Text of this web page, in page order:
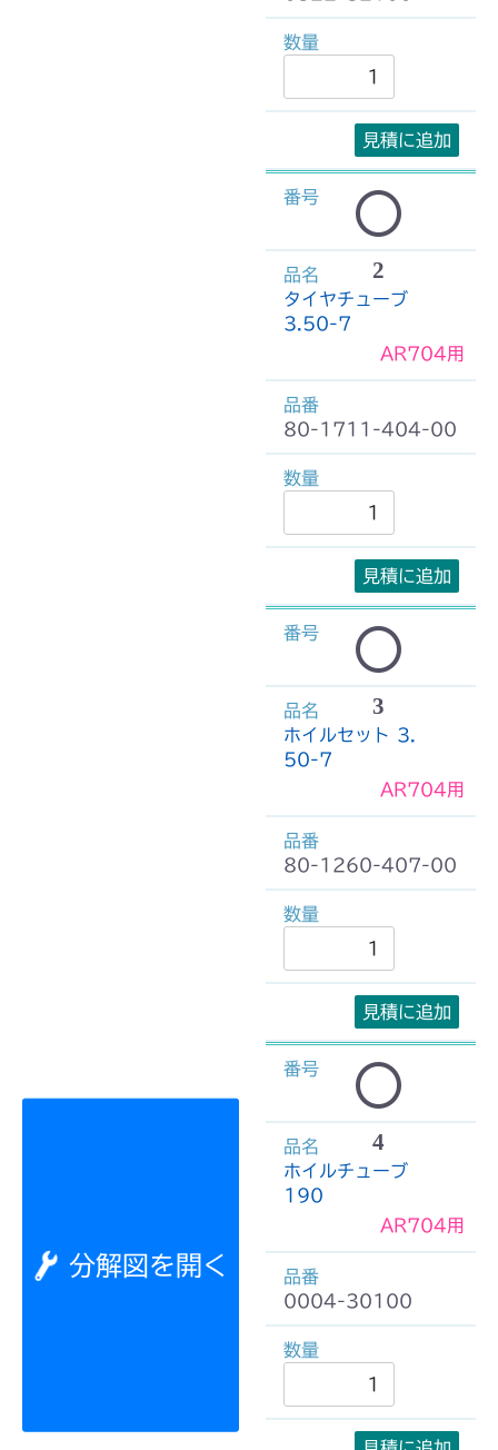
分解図を開く
見積に追加
2
タイヤチューブ
3.50-7
AR704用
80-1711-404-00
見積に追加
3
ホイルセット 3.
50-7
AR704用
80-1260-407-00
見積に追加
4
ホイルチューブ
190
AR704用
0004-30100